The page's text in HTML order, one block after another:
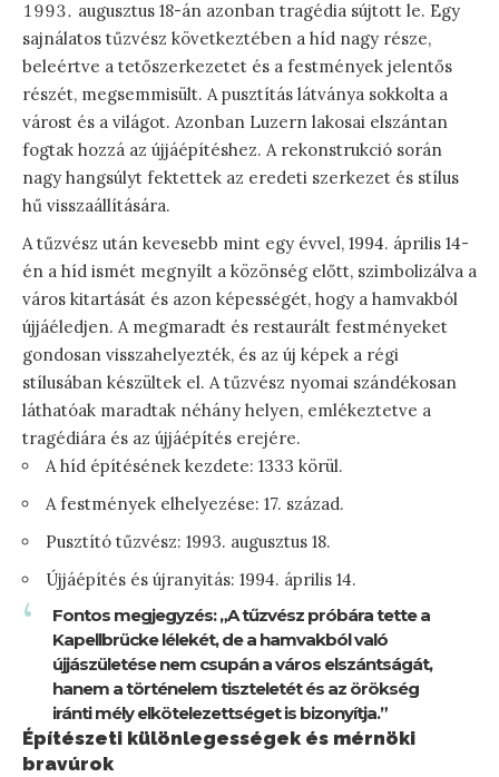
augusztus 18-án azonban tragédia sújtott le. Egy
sajnálatos tűzvész következtében a híd nagy része,
beleértve a tetőszerkezetet és a festmények jelentős
részét, megsemmisült. A pusztítás látványa sokkolta a
várost és a világot. Azonban Luzern lakosai elszántan
fogtak hozzá az újjáépítéshez. A rekonstrukció során
nagy hangsúlyt fektettek az eredeti szerkezet és stílus
hű visszaállítására.
A tűzvész után kevesebb mint egy évvel, 1994. április 14-
én a híd ismét megnyílt a közönség előtt, szimbolizálva a
város kitartását és azon képességét, hogy a hamvakból
újjáéledjen. A megmaradt és restaurált festményeket
gondosan visszahelyezték, és az új képek a régi
stílusában készültek el. A tűzvész nyomai szándékosan
láthatóak maradtak néhány helyen, emlékeztetve a
tragédiára és az újjáépítés erejére.
A híd építésének kezdete: 1333 körül.
A festmények elhelyezése: 17. század.
Pusztító tűzvész: 1993. augusztus 18.
Újjáépítés és újranyitás: 1994. április 14.
Fontos megjegyzés: „A tűzvész próbára tette a
Kapellbrücke lélekét, de a hamvakból való
újjászületése nem csupán a város elszántságát,
hanem a történelem tiszteletét és az örökség
iránti mély elkötelezettséget is bizonyítja.”
Építészeti különlegességek és mérnöki
bravúrok